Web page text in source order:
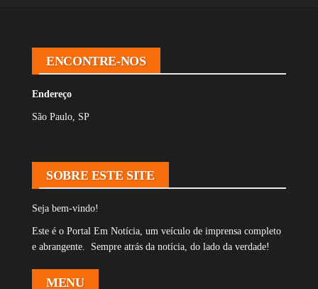
ENCONTRE-NOS
Endereço
São Paulo, SP
SOBRE ESTE SITE
Seja bem-vindo!
Este é o Portal Em Notícia, um veículo de imprensa completo
e abrangente. Sempre atrás da notícia, do lado da verdade!
MENU